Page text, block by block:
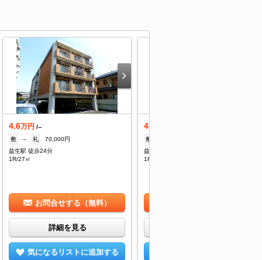
4.6万円 /--
敷
-- 礼
70,000円
益生駅 徒歩24分
1R/27㎡
お問合せする（無料）
詳細を見る
気になるリストに追加する
4.6
敷
益生駅 徒歩24分
1R/27㎡